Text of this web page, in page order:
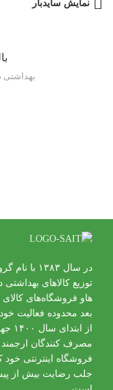
نمایش سایدبار
بهداشتی
در سال
توزیع کالاهای
هاو فروشگاه‌های
بعد محدوده فعالیت
از
مصرف کنندگان
فروشگاه اینترنتی خود
جلب رضایت بیش از